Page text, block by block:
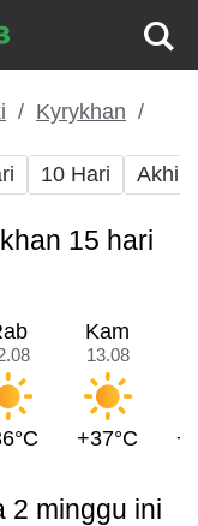
Kyrykhan
10 Hari Akhir
15 hari
Kam
13.08
+37°C
2 minggu ini